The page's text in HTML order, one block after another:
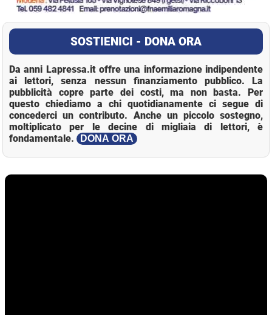
SOSTIENICI - DONA ORA
Da anni Lapressa.it offre una informazione indipendente
ai lettori, senza nessun finanziamento pubblico. La
pubblicità copre parte dei costi, ma non basta. Per
questo chiediamo a chi quotidianamente ci segue di
concederci un contributo. Anche un piccolo sostegno,
moltiplicato per le decine di migliaia di lettori, è
fondamentale.
DONA ORA